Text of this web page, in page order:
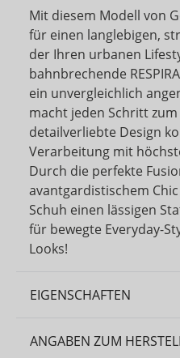
Mit diesem Modell von
für einen langlebigen,
der Ihren urbanen
bahnbrechende
ein unvergleichlich
macht jeden Schritt zum
detailverliebte Design
Verarbeitung mit
Durch die perfekte
avantgardistischem
Schuh einen lässigen
für bewegte Everyday-
Looks!
EIGENSCHAFTEN
ANGABEN ZUM